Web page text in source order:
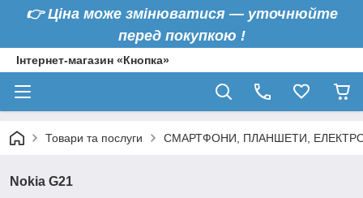
👉Ціна може змінюватися — уточнюйте
перед покупкою !
Інтернет-магазин «Кнопка»
Товари та послуги СМАРТФОНИ, ПЛАНШЕТИ,
Nokia G21